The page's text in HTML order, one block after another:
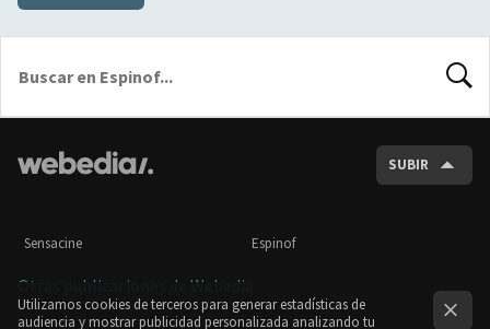
SUBIR
Sensacine Espinof
Otras publicaciones de Webedia
Utilizamos cookies de terceros para generar estadísticas de
audiencia y mostrar publicidad personalizada analizando tu